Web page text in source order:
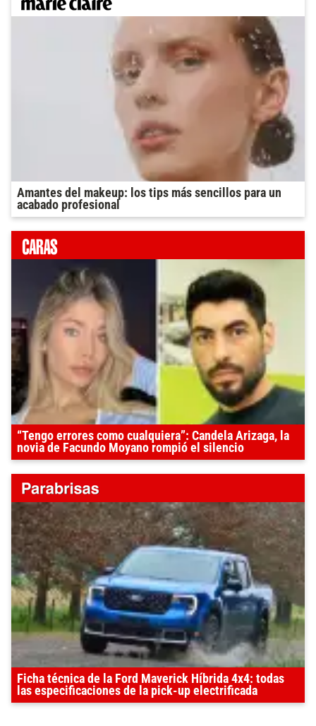
Amantes del makeup: los tips más sencillos para un
acabado profesional
“Tengo errores como cualquiera”: Candela Arizaga, la
novia de Facundo Moyano rompió el silencio
Ficha técnica de la Ford Maverick Híbrida 4x4: todas
las especificaciones de la pick-up electrificada